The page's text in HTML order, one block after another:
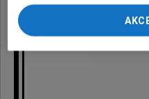
Zrzeszenia
preferencjami dot.
odnośnik „Ustawienia
przechodząc do sekcji
Zmiana ustawień plików
My, nasi Zaufani Partnerzy